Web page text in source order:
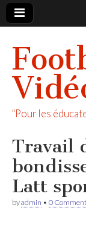
"Pour les
Travail
Latt
byadmin • 0